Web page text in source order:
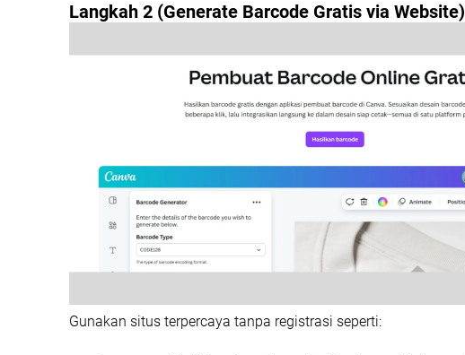
Langkah 2 (Generate Barcode Gratis via Website)
Gunakan situs terpercaya tanpa registrasi seperti: